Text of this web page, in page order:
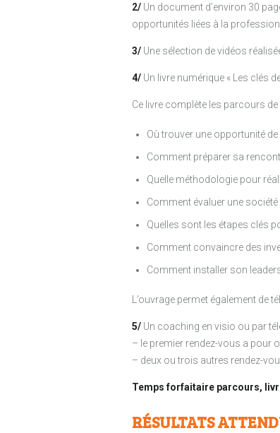
2/ Un document d’environ 30
opportunités liées à la profession.
3/ Une sélection de vidéos
4/ Un livre numérique « Les clés
Ce livre complète les parcours
Où trouver une opportunité de
Comment préparer sa
Quelle méthodologie pour
Comment évaluer une société
Quelles sont les étapes clés
Comment convaincre des
Comment installer son
L’ouvrage permet également
5/ Un coaching en visio ou par
– le premier rendez-vous a pour
– deux ou trois autres rendez-
Temps forfaitaire parcours,
RÉSULTATS